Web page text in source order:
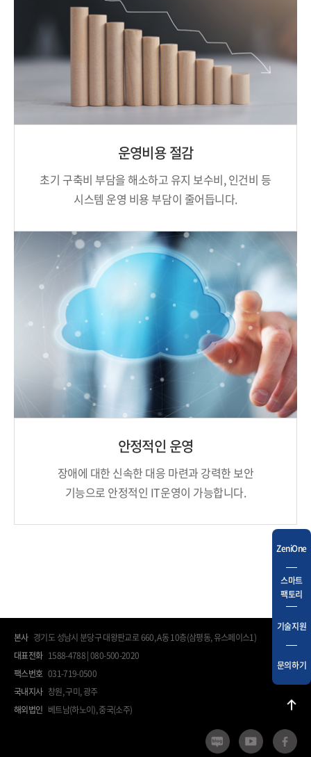
ZeniOne
기술지원
스마트
팩토리
문의하기
운영비용 절감
초기 구축비 부담을 해소하고 유지 보수비, 인건비 등
시스템 운영 비용 부담이 줄어듭니다.
안정적인 운영
장애에 대한 신속한 대응 마련과 강력한 보안
기능으로 안정적인 IT운영이 가능합니다.
본사 경기도 성남시 분당구 대왕판교로 660, A동 10층(삼평동, 유스페이스1)
대표전화 1588-4788 | 080-500-2020
팩스번호 031-719-0500
국내지사 창원, 구미, 광주
해외법인 베트남(하노이), 중국(소주)